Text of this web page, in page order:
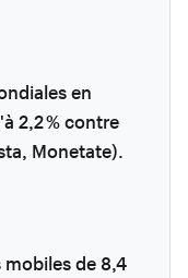
en
2,2 % contre
Monetate).
de 8,4